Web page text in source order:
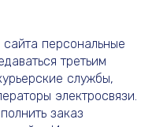
персональные
третьим
службы,
электросвязи.
заказ